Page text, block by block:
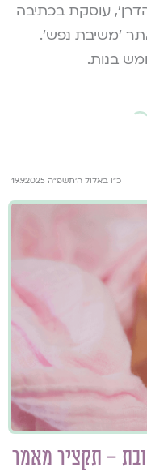
עוסקת בכתיבה
'משיבת נפש'.
בנות.
כ״ו באלול ה׳תשפ״ה 19.9.2025
ובת – תקציר מאמר